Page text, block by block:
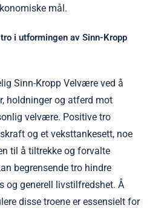
mål.
i utformingen av Sinn-Kropp
Sinn-Kropp Velvære ved å
holdninger og atferd mot
velvære. Positive tro
og et veksttankesett, noe
til å tiltrekke og forvalte
begrensende tro hindre
og generell livstilfredshet. Å
disse troene er essensielt for